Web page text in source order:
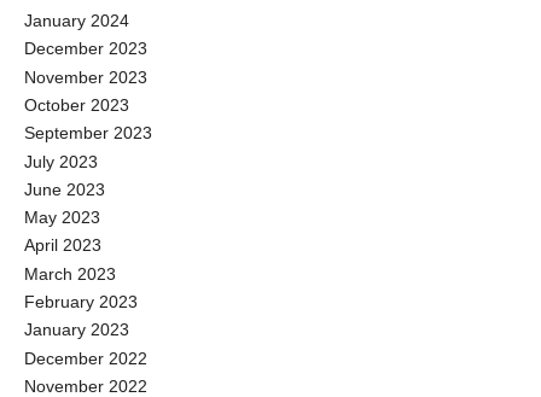
January 2024
December 2023
November 2023
October 2023
September 2023
July 2023
June 2023
May 2023
April 2023
March 2023
February 2023
January 2023
December 2022
November 2022